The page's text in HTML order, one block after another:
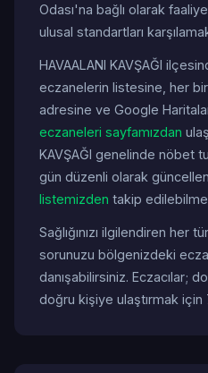
Odası'na bağlı olarak
ulusal standartları
HAVAALANI KAVŞAĞI
eczanelerin listesine, her
adresine ve Google
eczaneleri sayfamızdan
KAVŞAĞI genelinde nöbet
gün düzenli olarak
listemizden takip
Sağlığınızı ilgilendiren her
sorunuzu bölgenizdeki
danışabilirsiniz. Eczacılar;
doğru kişiye ulaştırmak